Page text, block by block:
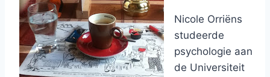
Nicole Orriëns
studeerde
psychologie aan
de Universiteit